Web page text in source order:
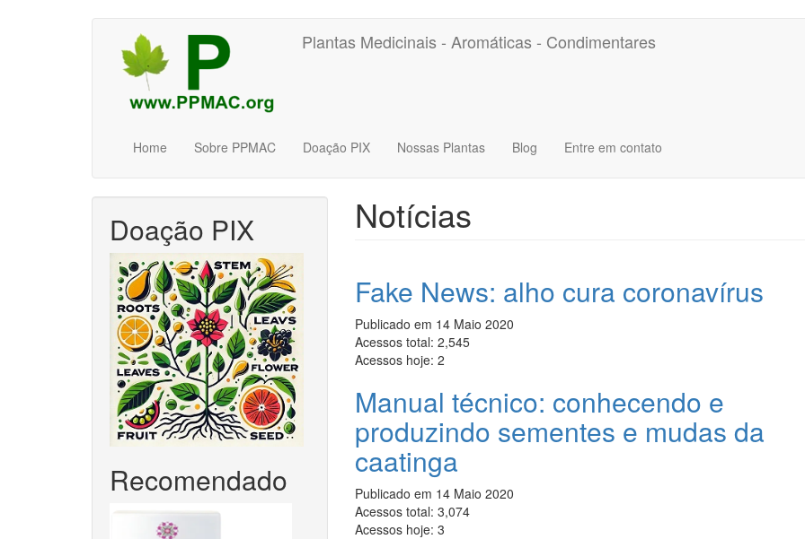
Plantas Medicinais - Aromáticas - Condimentares
Home Sobre PPMAC Doação PIX Nossas Plantas Blog Entre em contato
Doação PIX
Recomendado
Notícias
Fake News: alho cura coronavírus
Publicado em 14 Maio 2020
Acessos total: 2,545
Acessos hoje: 2
Manual técnico: conhecendo e
produzindo sementes e mudas da
caatinga
Publicado em 14 Maio 2020
Acessos total: 3,074
Acessos hoje: 3